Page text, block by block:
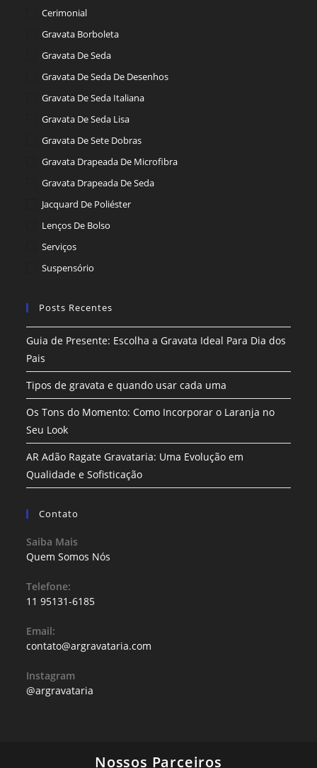
Cerimonial
Gravata Borboleta
Gravata De Seda
Gravata De Seda De Desenhos
Gravata De Seda Italiana
Gravata De Seda Lisa
Gravata De Sete Dobras
Gravata Drapeada De Microfibra
Gravata Drapeada De Seda
Jacquard De Poliéster
Lenços De Bolso
Serviços
Suspensório
Posts Recentes
Guia de Presente: Escolha a Gravata Ideal Para Dia dos
Pais
Tipos de gravata e quando usar cada uma
Os Tons do Momento: Como Incorporar o Laranja no
Seu Look
AR Adão Ragate Gravataria: Uma Evolução em
Qualidade e Sofisticação
Contato
Saiba Mais
Quem Somos Nós
Telefone:
11 95131-6185
Email:
contato@argravataria.com
Instagram
@argravataria
Nossos Parceiros